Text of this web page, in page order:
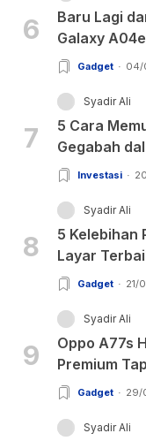
6
Baru Lagi
Galaxy
Gadget 04/
7
Syadir Ali
5 Cara
Gegabah
Investasi
8
Syadir Ali
5 Kelebihan
Layar
Gadget 21/
9
Syadir Ali
Oppo A77s
Premium
Gadget 29/
Syadir Ali